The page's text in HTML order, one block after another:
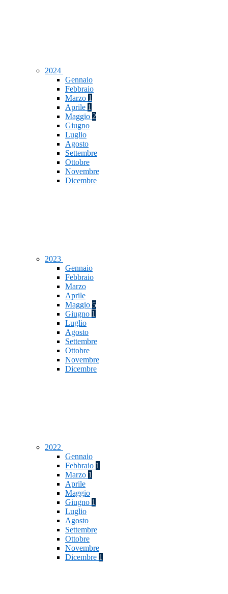
2024
Gennaio
Febbraio
Marzo 1
Aprile 1
Maggio 2
Giugno
Luglio
Agosto
Settembre
Ottobre
Novembre
Dicembre
2023
Gennaio
Febbraio
Marzo
Aprile
Maggio 5
Giugno 1
Luglio
Agosto
Settembre
Ottobre
Novembre
Dicembre
2022
Gennaio
Febbraio 1
Marzo 1
Aprile
Maggio
Giugno 1
Luglio
Agosto
Settembre
Ottobre
Novembre
Dicembre 1